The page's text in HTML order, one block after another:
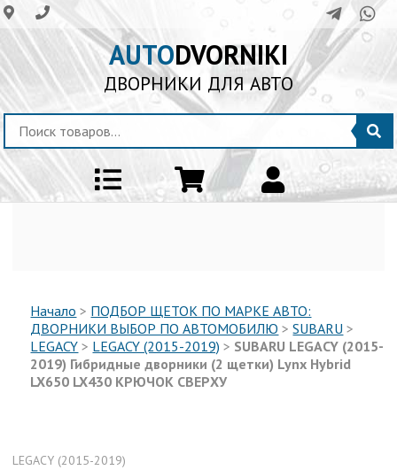
AUTODVORNIKI
ДВОРНИКИ ДЛЯ АВТО
Начало > ПОДБОР ЩЕТОК ПО МАРКЕ АВТО:
ДВОРНИКИ ВЫБОР ПО АВТОМОБИЛЮ >SUBARU >
LEGACY > LEGACY (2015-2019) > SUBARU LEGACY (2015-
2019) Гибридные дворники (2 щетки) Lynx Hybrid
LX650 LX430 КРЮЧОК СВЕРХУ
LEGACY (2015-2019)